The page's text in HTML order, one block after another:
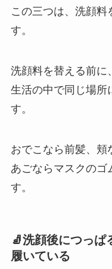
この三つは、洗顔
す。
洗顔料を替える前に、
生活の中で同じ場所
す。
おでこなら前髪、頬
あごならマスクのゴ
す。
🧦洗顔後につっぱ
履いている